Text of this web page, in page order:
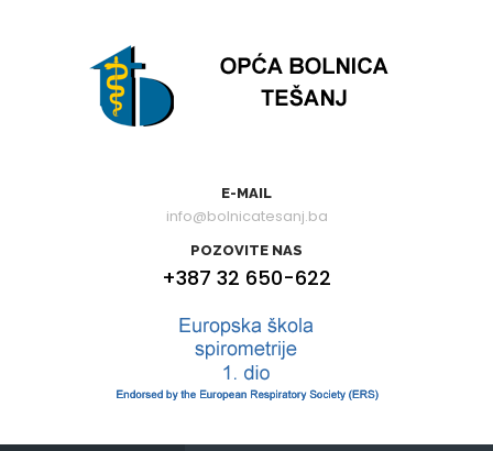
E-MAIL
info@bolnicatesanj.ba
POZOVITE NAS
+387 32 650-622